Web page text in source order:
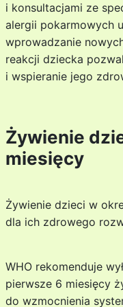
i konsultacjami ze
alergii pokarmowych
wprowadzanie
reakcji dziecka
i wspieranie jego
Żywienie
miesięcy
Żywienie dzieci w
dla ich zdrowego
WHO rekomenduje
pierwsze 6 miesięcy
do wzmocnienia